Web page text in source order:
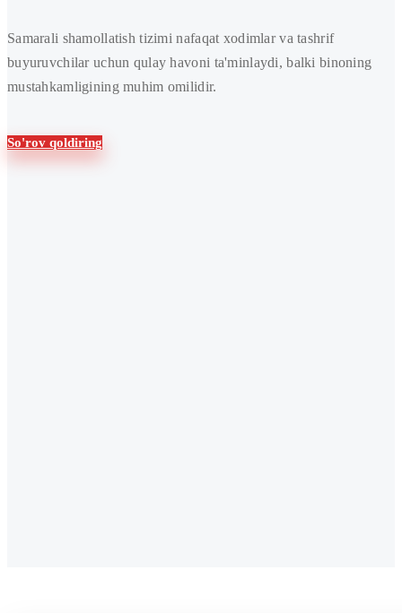
Samarali shamollatish tizimi nafaqat xodimlar va tashrif
buyuruvchilar uchun qulay havoni ta'minlaydi, balki binoning
mustahkamligining muhim omilidir.
So'rov qoldiring